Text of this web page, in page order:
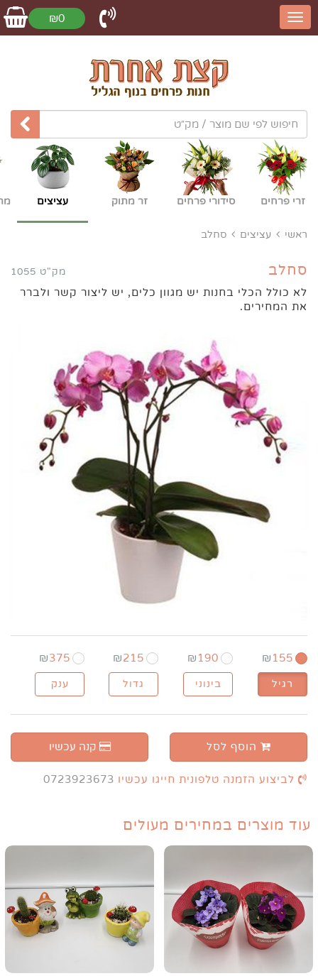
₪0
זרי פרחים סידורי פרחים זר מתוק עציצים
ראשי עציצים סחלב
סחלב מק"ט 1055
לא כולל הכלי בחנות יש מגוון כלים, יש ליצור קשר ולברר
את המחירים.
₪ 155
₪ 190
₪215
₪375
רגיל בינוני גדול ענק
הוסף לסל קנה עכשיו
לביצוע הזמנה טלפונית חייגו עכשיו 0723923673
עוד מוצרים במחירים מעולים